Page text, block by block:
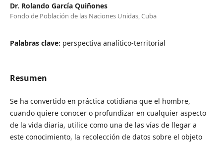
Dr. Rolando García Quiñones
Fondo de Población de las Naciones Unidas, Cuba
Palabras clave: perspectiva analítico-territorial
Resumen
Se ha convertido en práctica cotidiana que el hombre,
cuando quiere conocer o profundizar en cualquier aspecto
de la vida diaria, utilice como una de las vías de llegar a
este conocimiento, la recolección de datos sobre el objeto